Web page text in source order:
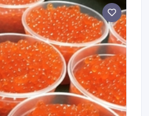
материала, щитов,
упаковка - лента ПЭТ и подкладка.